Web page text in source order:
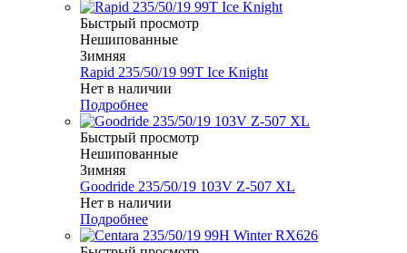
Быстрый просмотр
Нешипованные
Зимняя
Rapid 235/50/19 99T Ice Knight
Нет в наличии
Подробнее
Быстрый просмотр
Нешипованные
Зимняя
Goodride 235/50/19 103V Z-507 XL
Нет в наличии
Подробнее